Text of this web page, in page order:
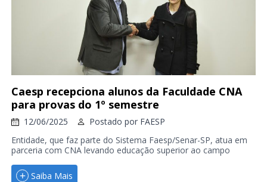
Caesp recepciona alunos da Faculdade CNA
para provas do 1º semestre
12/06/2025 Postado por FAESP
Entidade, que faz parte do Sistema Faesp/Senar-SP, atua em
parceria com CNA levando educação superior ao campo
Saiba Mais